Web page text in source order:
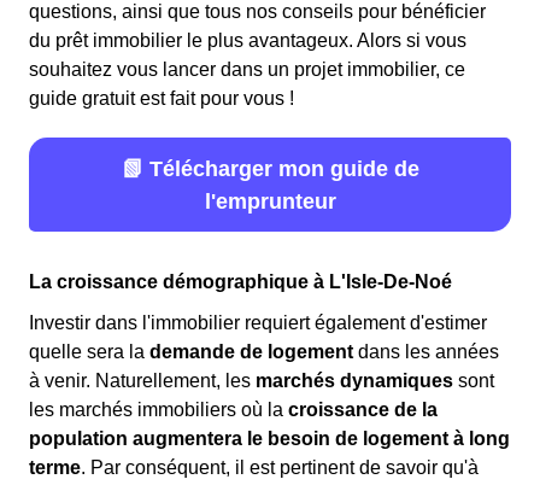
questions, ainsi que tous nos conseils pour bénéficier
du prêt immobilier le plus avantageux. Alors si vous
souhaitez vous lancer dans un projet immobilier, ce
guide gratuit est fait pour vous !
📗 Télécharger mon guide de
l'emprunteur
La croissance démographique à L'Isle-De-Noé
Investir dans l'immobilier requiert également d'estimer
quelle sera la demande de logement dans les années
à venir. Naturellement, les marchés dynamiques sont
les marchés immobiliers où la croissance de la
population augmentera le besoin de logement à long
terme. Par conséquent, il est pertinent de savoir qu'à